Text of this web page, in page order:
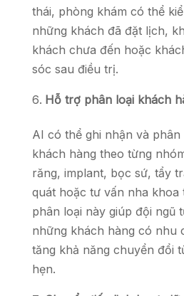
thái, phòng khám có thể
những khách đã đặt lịch,
khách chưa đến hoặc
sóc sau điều trị.
Hỗ trợ phân loại khách
AI có thể ghi nhận và
khách hàng theo từng
răng, implant, bọc sứ, tẩy
quát hoặc tư vấn nha khoa
phân loại này giúp đội ngũ
những khách hàng có nhu
tăng khả năng chuyển đổi
hẹn.